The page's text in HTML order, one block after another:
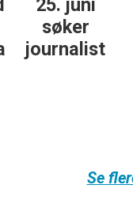
25. juni
søker
journalist
Se